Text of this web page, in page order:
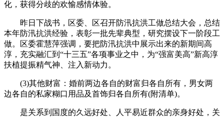
化，获得分歧的欢愉感情体验。
昨日下战书，区委、区召开防汛抗洪工做总结大会，总结
本年防汛抗洪经验，表彰一批先辈典型，研究摆设下一阶段工
做。区委霍慧萍强调，要把防汛抗洪中展示出来的新期间高
淳，充实融汇到“十三五”各项事业之中，为“强富美高”新高淳
扶植提振精气神、注入新动力。
(3)其他财富：婚前两边各自的财富归各自所有，男女两
边各自的私家糊口用品及首饰归各自所有(附清单)。
是关系到国度的久远好处、人平易近群众的亲身好处，关